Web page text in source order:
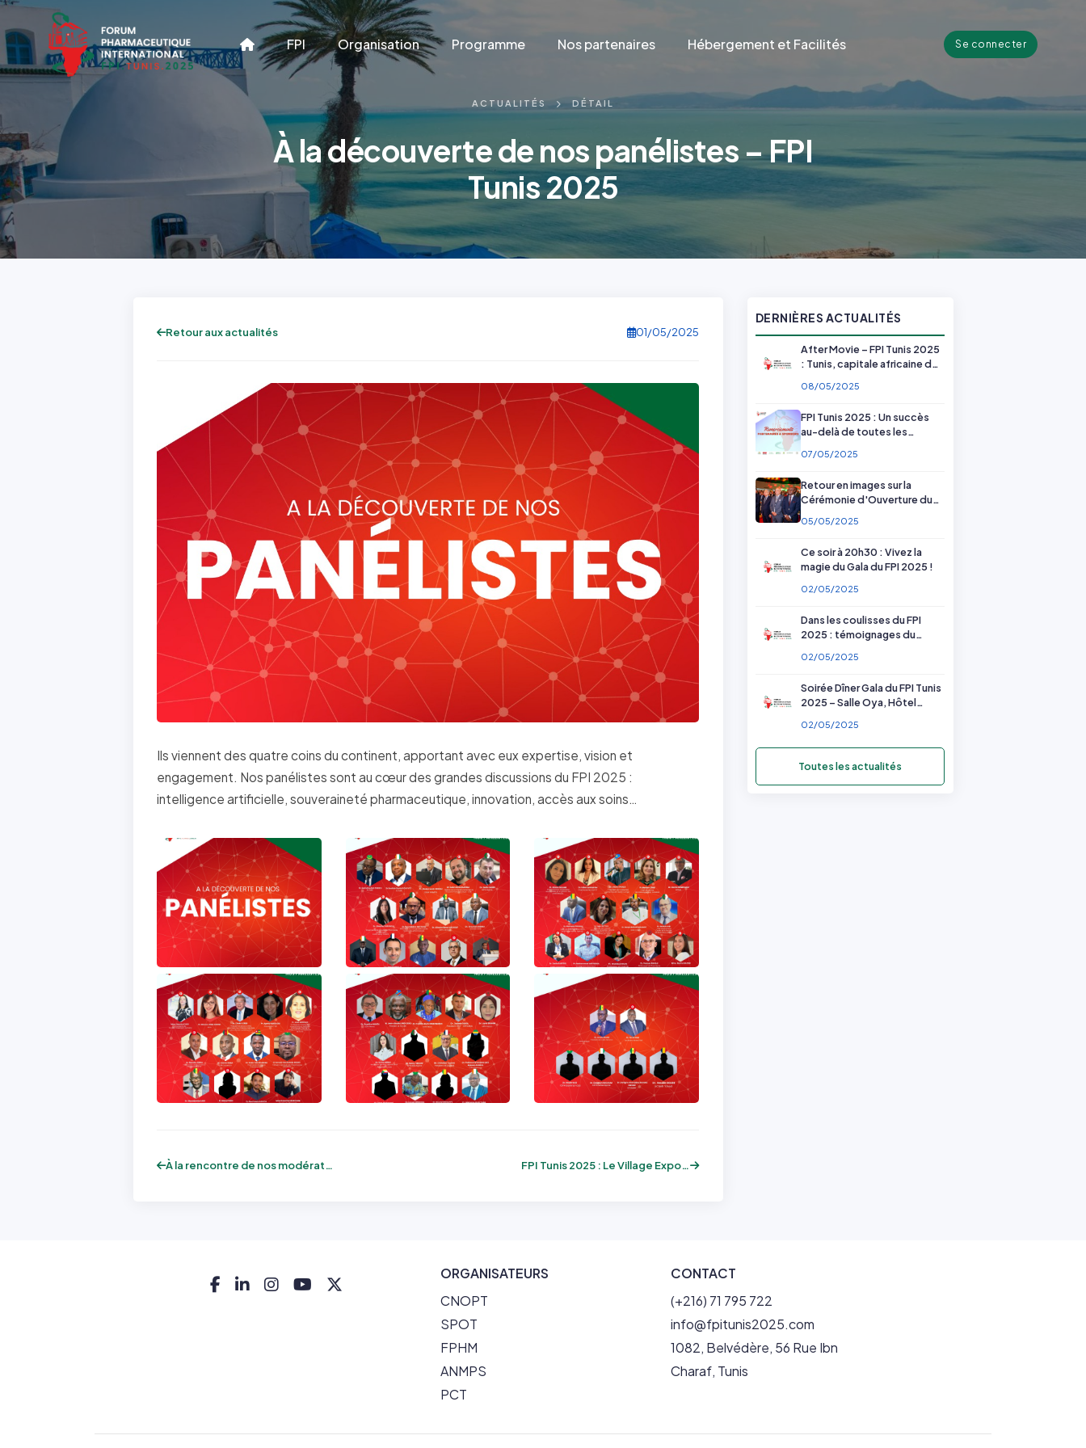
FPI Organisation Programme Nos partenaires Hébergement et Facilités Se connecter
ACTUALITÉS DÉTAIL
À la découverte de nos panélistes – FPI
Tunis 2025
Retour aux actualités 01/05/2025
Ils viennent des quatre coins du continent, apportant avec eux expertise, vision et
engagement. Nos panélistes sont au cœur des grandes discussions du FPI 2025 :
intelligence artificielle, souveraineté pharmaceutique, innovation, accès aux soins…
À la rencontre de nos modérateurs – FPI... FPI Tunis 2025 : Le Village Exposants vo...
DERNIÈRES ACTUALITÉS
After Movie – FPI Tunis 2025
: Tunis, capitale africaine de
08/05/2025
FPI Tunis 2025 : Un succès
au-delà de toutes les
partenaires !
07/05/2025
Retour en images sur la
Cérémonie d'Ouverture du
FPI Tunis 2025
05/05/2025
Ce soir à 20h30 : Vivez la
magie du Gala du FPI 2025 !
02/05/2025
Dans les coulisses du FPI
2025 : témoignages du
d'organisation
02/05/2025
Soirée Dîner Gala du FPI Tunis
2025 – Salle Oya, Hôtel
02/05/2025
Toutes les actualités
ORGANISATEURS
CNOPT
SPOT
FPHM
ANMPS
PCT
CONTACT
(+216) 71 795 722
info@fpitunis2025.com
1082, Belvédère, 56 Rue Ibn
Charaf, Tunis